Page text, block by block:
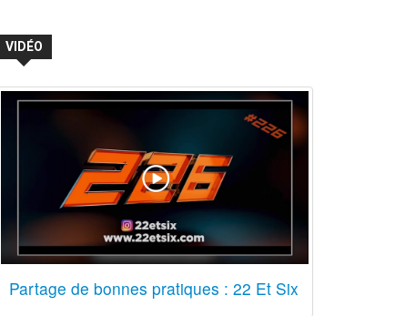
VIDÉO
Partage de bonnes pratiques : 22 Et Six